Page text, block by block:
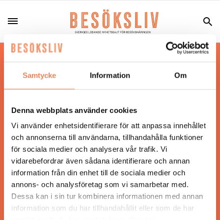
Samtycke Information Om
Denna webbplats använder cookies
Vi använder enhetsidentifierare för att anpassa innehållet
och annonserna till användarna, tillhandahålla funktioner
för sociala medier och analysera vår trafik. Vi
vidarebefordrar även sådana identifierare och annan
information från din enhet till de sociala medier och
annons- och analysföretag som vi samarbetar med.
Dessa kan i sin tur kombinera informationen med annan
information som du har tillhandahållit eller som de har
Hos oss läser du landets mest uppdaterade
nyheter och snackisar inom besöksnäringen.
Besöksliv i sin tryckta form är ett affärsmagasin
Tidningen ges ut avVisita
ANSVARIG UTGIVARE
Jonas Siljhammar
UPPHOVSRÄTT